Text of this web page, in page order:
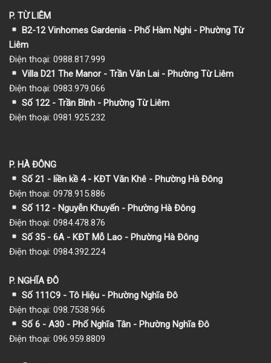
P. TỪ LIÊM
B2-12 Vinhomes Gardenia - Phố Hàm Nghi - Phường Từ
Liêm
Điện thoại: 0988.817.999
Villa D21 The Manor - Trần Văn Lai - Phường Từ Liêm
Điện thoại: 0983.979.066
Số 122 - Trần Bình - Phường Từ Liêm
Điện thoại: 0981.925.232
P. HÀ ĐÔNG
Số 21 - liền kề 4 - KĐT Văn Khê - Phường Hà Đông
Điện thoại: 0978.915.886
Số 112 - Nguyễn Khuyến - Phường Hà Đông
Điện thoại: 0984.478.876
Số 35 - 6A - KĐT Mỗ Lao - Phường Hà Đông
Điện thoại: 0984.392.224
P. NGHĨA ĐÔ
Số 111C9 - Tô Hiệu - Phường Nghĩa Đô
Điện thoại: 098.7538.966
Số 6 - A30 - Phố Nghĩa Tân - Phường Nghĩa Đô
Điện thoại: 096.959.8809